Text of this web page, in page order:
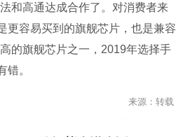
和高通达成合作了。对消费者来
更容易买到的旗舰芯片，也是兼容
的旗舰芯片之一，2019年选择手
错。
来源：转载